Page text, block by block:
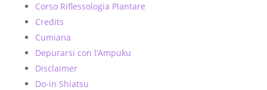
Corso Riflessologia Plantare
Credits
Cumiana
Depurarsi con l’Ampuku
Disclaimer
Do-in Shiatsu